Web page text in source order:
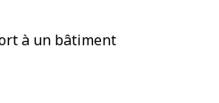
à un bâtiment